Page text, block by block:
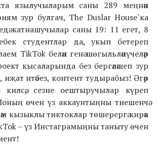
язылучыларым саны 289 меңнән
зур булгач, The Duslar House`ка
катнашучылар саны 19: 11 егет, 8
студентлар да, укып бетереп
TikTok белән генә шөгыльләнүчеләр
кысаларында без бергәләшеп зур
итәбез, контент тудырабыз! Әгәр
килсә, сезне оештыручылар күреп
өчен үз аккаунтыңны тиешенчә
кызыклы тиктоклар төшерергә кирәк
– үз Инстаграмыңны таныту өчен